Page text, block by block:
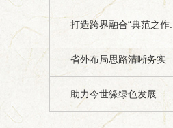
打造跨界融合“典范之作...
省外布局思路清晰务实
助力今世缘绿色发展